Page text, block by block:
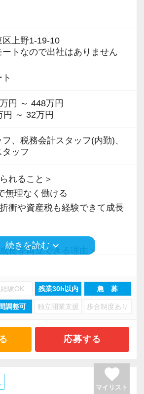
上野1-19-10
トなので出社はありません
円 ～ 448万円
円 ～ 32万円
、税務会計スタッフ(内勤)、
ッフ
れること＞
無理なく働ける
衝や資産税も経験できて成長
長を両立できる理由＞
負担を軽減
業務に集中可能
ど専門性の高い案件あり
積み上がる環境
以上
続きを読むkeyboard_arrow_down
験OK 残業30h以内 急 募
調整可 独立開業支援 歩合制度あり
応募する
favorite
マイリスト